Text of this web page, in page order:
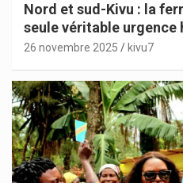
Nord et sud-Kivu : la
seule véritable urgence
26 novembre 2025 kivu7